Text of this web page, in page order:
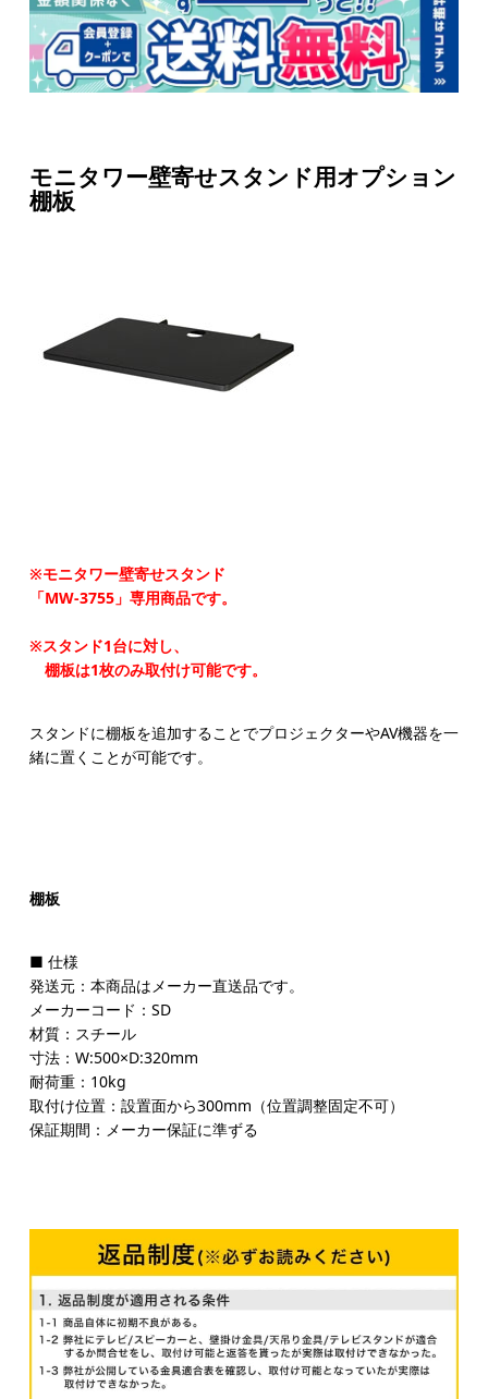
モニタワー壁寄せスタンド用オプション
棚板
※モニタワー壁寄せスタンド
「MW-3755」専用商品です。
※スタンド1台に対し、
棚板は1枚のみ取付け可能です。
スタンドに棚板を追加することでプロジェクターやAV機器を一
緒に置くことが可能です。
棚板
■ 仕様
発送元：本商品はメーカー直送品です。
メーカーコード：SD
材質：スチール
寸法：W:500×D:320mm
耐荷重：10kg
取付け位置：設置面から300mm（位置調整固定不可）
保証期間：メーカー保証に準ずる